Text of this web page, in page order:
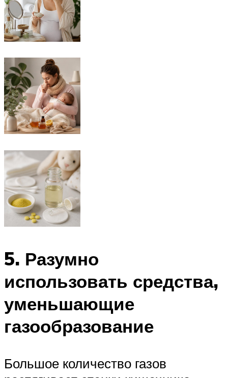
5. Разумно
использовать средства,
уменьшающие
газообразование
Большое количество газов